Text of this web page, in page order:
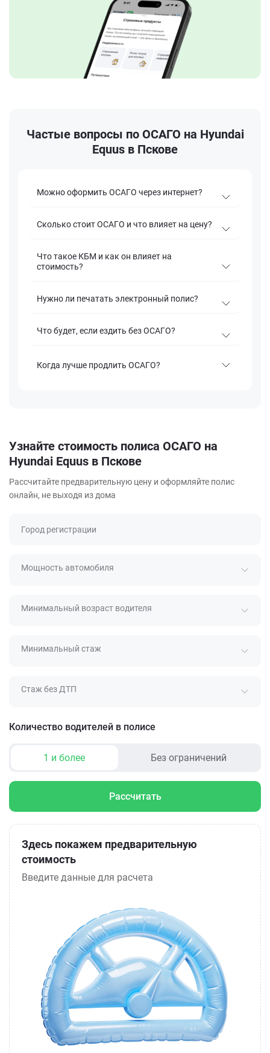
Частые вопросы по ОСАГО на Hyundai
Equus в Пскове
Можно оформить ОСАГО через интернет?
Сколько стоит ОСАГО и что влияет на цену?
Что такое КБМ и как он влияет на
стоимость?
Нужно ли печатать электронный полис?
Что будет, если ездить без ОСАГО?
Когда лучше продлить ОСАГО?
Узнайте стоимость полиса ОСАГО на
Hyundai Equus в Пскове
Рассчитайте предварительную цену и оформляйте полис
онлайн, не выходя из дома
Город регистрации
Мощность автомобиля
Минимальный возраст водителя
Минимальный стаж
Стаж без ДТП
Количество водителей в полисе
1 и более Без ограничений
Рассчитать
Здесь покажем предварительную
стоимость
Введите данные для расчета